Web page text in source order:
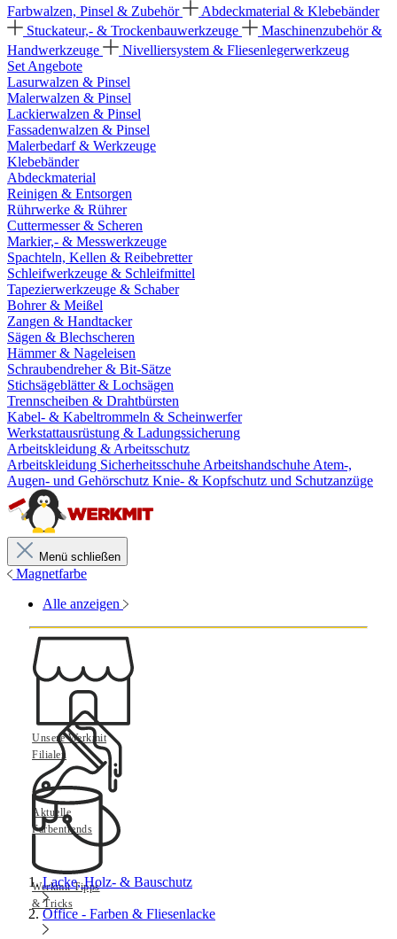
Farbwalzen, Pinsel & Zubehör
Abdeckmaterial & Klebebänder
Stuckateur,- & Trockenbauwerkzeuge
Maschinenzubehör &
Handwerkzeuge
Nivelliersystem & Fliesenlegerwerkzeug
Set Angebote
Lasurwalzen & Pinsel
Malerwalzen & Pinsel
Lackierwalzen & Pinsel
Fassadenwalzen & Pinsel
Malerbedarf & Werkzeuge
Klebebänder
Abdeckmaterial
Reinigen & Entsorgen
Rührwerke & Rührer
Cuttermesser & Scheren
Markier,- & Messwerkzeuge
Spachteln, Kellen & Reibebretter
Schleifwerkzeuge & Schleifmittel
Tapezierwerkzeuge & Schaber
Bohrer & Meißel
Zangen & Handtacker
Sägen & Blechscheren
Hämmer & Nageleisen
Schraubendreher & Bit-Sätze
Stichsägeblätter & Lochsägen
Trennscheiben & Drahtbürsten
Kabel- & Kabeltrommeln & Scheinwerfer
Werkstattausrüstung & Ladungssicherung
Arbeitskleidung & Arbeitsschutz
Arbeitskleidung Sicherheitsschuhe Arbeitshandschuhe Atem-,
Augen- und Gehörschutz Knie- & Kopfschutz und Schutzanzüge
Menü schließen
Magnetfarbe
Alle anzeigen
Unsere Werkmit
Filialen
Aktuelle
Farbentrends
Werkmit Tipps
& Tricks
Lacke, Holz- & Bauschutz
Office - Farben & Fliesenlacke